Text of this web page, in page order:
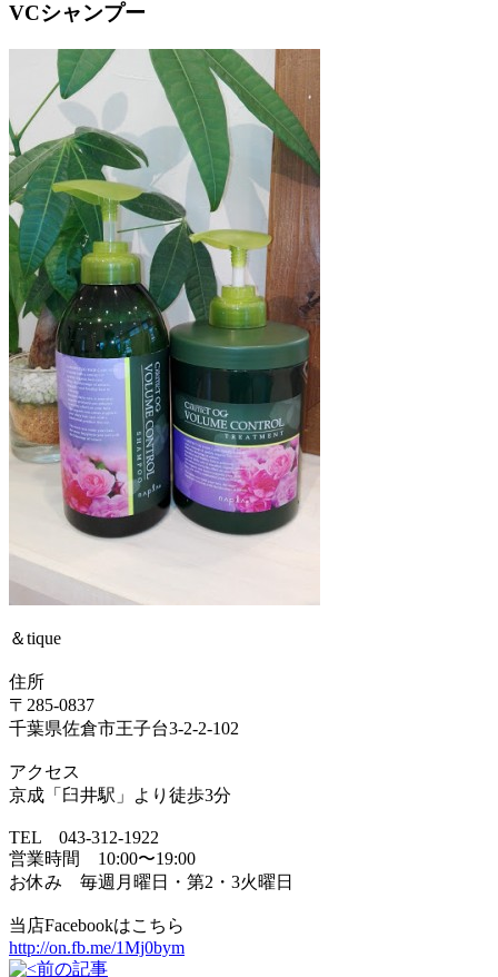
VCシャンプー
＆tique
住所
〒285-0837
千葉県佐倉市王子台3-2-2-102
アクセス
京成「臼井駅」より徒歩3分
TEL 043-312-1922
営業時間 10:00〜19:00
お休み 毎週月曜日・第2・3火曜日
当店Facebookはこちら
http://on.fb.me/1Mj0bym
前の記事